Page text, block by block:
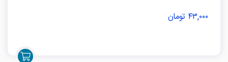
۴۳,۰۰۰ تومان